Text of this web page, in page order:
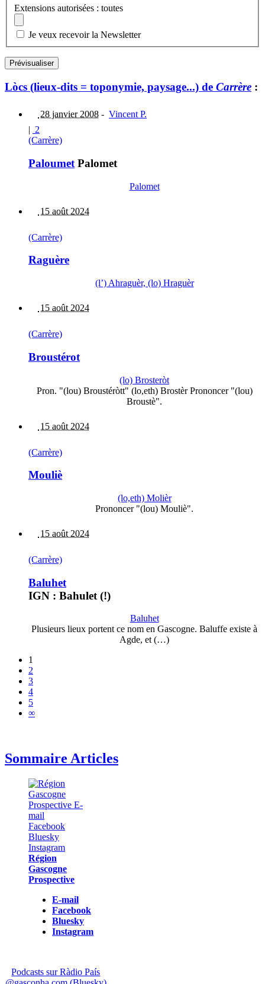
Extensions autorisées : toutes
Je veux recevoir la Newsletter
Lòcs (lieux-dits = toponymie, paysage...) de Carrère :
28 janvier 2008 - Vincent P.
| 2
(Carrère)
Paloumet Palomet
Palomet
15 août 2024
(Carrère)
Raguère
(l’) Ahraguèr, (lo) Hraguèr
15 août 2024
(Carrère)
Broustérot
(lo) Brosteròt
Pron. "(lou) Broustéròtt" (lo,eth) Brostèr Prononcer "(lou)
Broustè".
15 août 2024
(Carrère)
Mouliè
(lo,eth) Molièr
Prononcer "(lou) Mouliè".
15 août 2024
(Carrère)
Baluhet
IGN : Bahulet (!)
Baluhet
Plusieurs lieux portent ce nom en Gascogne. Baluffe existe à
Agde, et (…)
1
2
3
4
5
∞
Sommaire Articles
Région
Gascogne
Prospective
E-mail
Facebook
Bluesky
Instagram
Podcasts sur Ràdio País